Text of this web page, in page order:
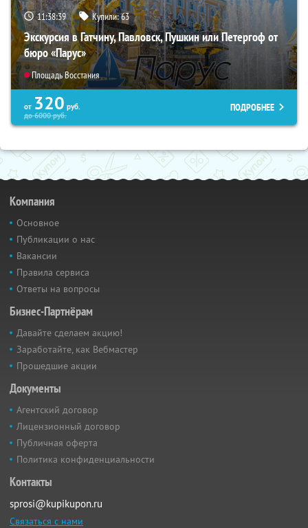
11:38:38 Купили:63
Экскурсия в Гатчину, Павловск, Пушкин или Петергоф от
бюро «Парус»
Площадь Восстания
от 320 руб.
до6000руб.
ПОДРОБНЕЕ
Компания
Основное
Публикации о нас
Вакансии
Правила сервиса
Ответы на вопросы
Бизнес-Партнёрам
Давайте сделаем акцию!
Заработайте, как Вебмастер
Прошедшие акции
Документы
Агентский договор
Лицензионный договор
Публичная оферта
Политика конфиденциальности
Контакты
sprosi@kupikupon.ru
Связаться с нами